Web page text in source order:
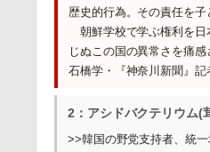
歴史的行為。その責任を子
朝鮮学校で学ぶ権利を日
じぬこの国の異常さを痛感
石橋学・『神奈川新聞』記
2：アシドバクテリウム(
>>韓国の野党支持者、統